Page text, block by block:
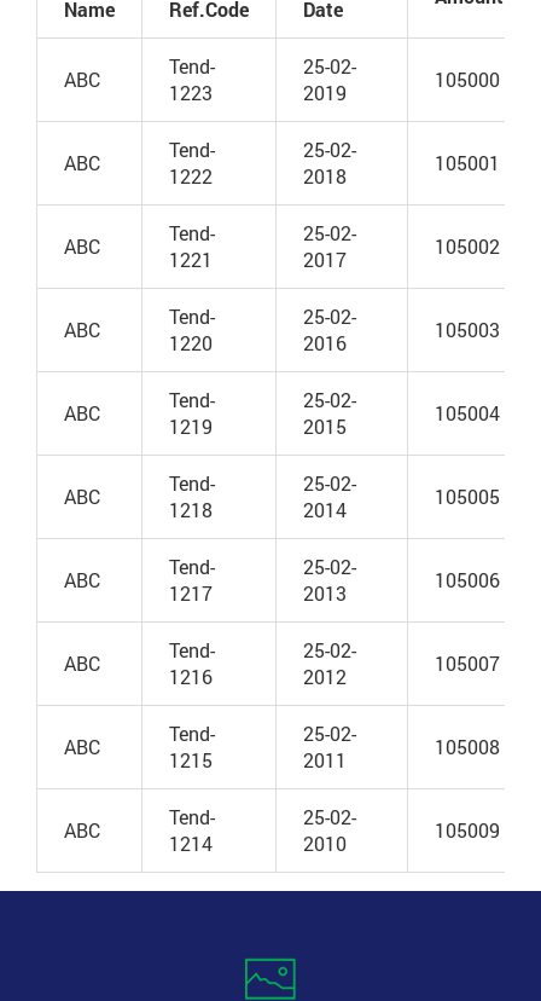
Name
Ref.Code
Date
ABC
Tend-
1223
25-02-
2019
105000
ABC
Tend-
1222
25-02-
2018
105001
ABC
Tend-
1221
25-02-
2017
105002
ABC
Tend-
1220
25-02-
2016
105003
ABC
Tend-
1219
25-02-
2015
105004
ABC
Tend-
1218
25-02-
2014
105005
ABC
Tend-
1217
25-02-
2013
105006
ABC
Tend-
1216
25-02-
2012
105007
ABC
Tend-
1215
25-02-
2011
105008
ABC
Tend-
1214
25-02-
2010
105009